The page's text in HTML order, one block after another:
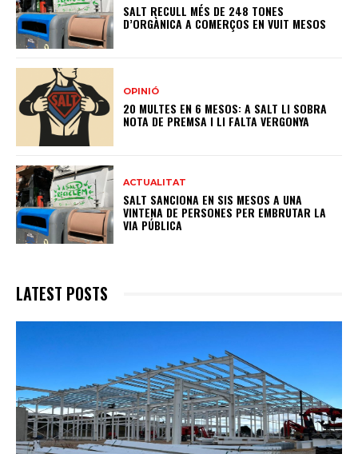
SALT RECULL MÉS DE 248 TONES
D’ORGÀNICA A COMERÇOS EN VUIT MESOS
OPINIÓ
20 MULTES EN 6 MESOS: A SALT LI SOBRA
NOTA DE PREMSA I LI FALTA VERGONYA
ACTUALITAT
SALT SANCIONA EN SIS MESOS A UNA
VINTENA DE PERSONES PER EMBRUTAR LA
VIA PÚBLICA
LATEST POSTS